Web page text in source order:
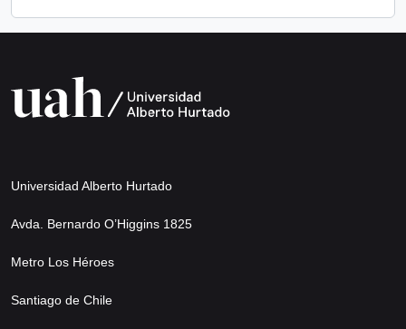
Universidad Alberto Hurtado
Avda. Bernardo O’Higgins 1825
Metro Los Héroes
Santiago de Chile